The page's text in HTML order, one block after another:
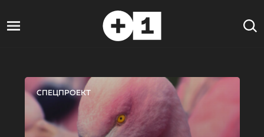
СПЕЦПРОЕКТ